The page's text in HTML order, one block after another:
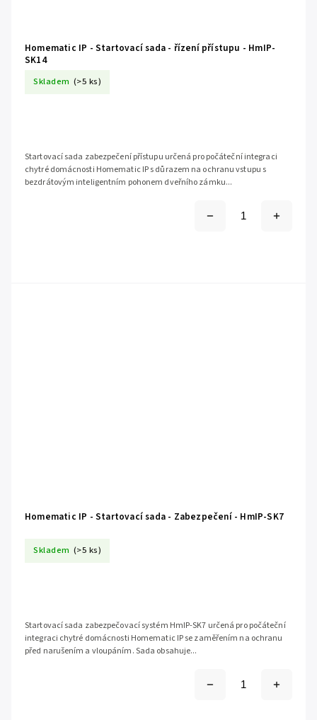
Homematic IP - Startovací sada - řízení přístupu - HmIP-
SK14
Skladem (>5 ks)
Startovací sada zabezpečení přístupu určená pro počáteční integraci
chytré domácnosti Homematic IP s důrazem na ochranu vstupu s
bezdrátovým inteligentním pohonem dveřního zámku...
Homematic IP - Startovací sada - Zabezpečení - HmIP-SK7
Skladem (>5 ks)
Startovací sada zabezpečovací systém HmIP-SK7 určená pro počáteční
integraci chytré domácnosti Homematic IP se zaměřením na ochranu
před narušením a vloupáním. Sada obsahuje...